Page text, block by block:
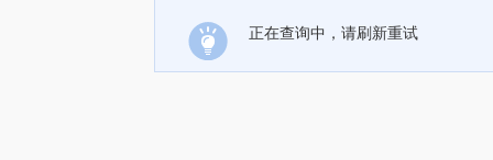
正在查询中，请刷新重试